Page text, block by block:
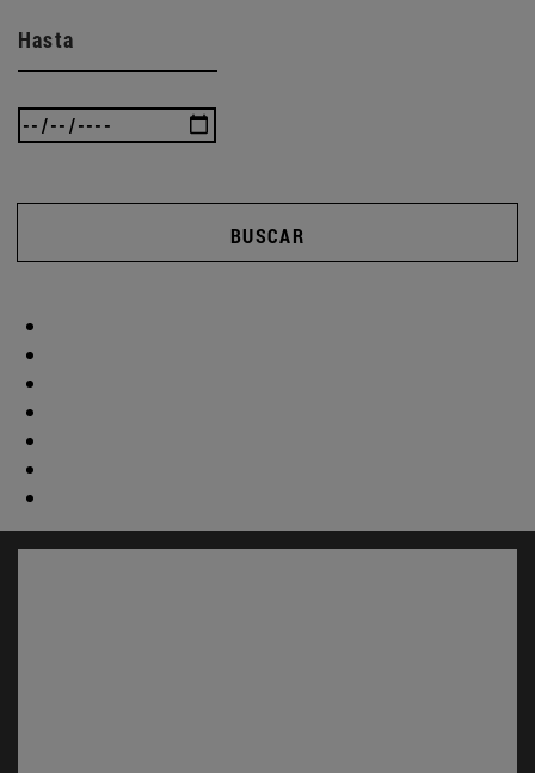
Hasta
BUSCAR